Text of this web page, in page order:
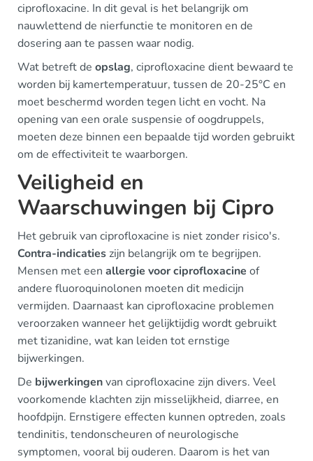
ciprofloxacine. In dit geval is het belangrijk om
nauwlettend de nierfunctie te monitoren en de
dosering aan te passen waar nodig.
Wat betreft de opslag, ciprofloxacine dient bewaard te
worden bij kamertemperatuur, tussen de 20-25°C en
moet beschermd worden tegen licht en vocht. Na
opening van een orale suspensie of oogdruppels,
moeten deze binnen een bepaalde tijd worden gebruikt
om de effectiviteit te waarborgen.
Veiligheid en
Waarschuwingen bij Cipro
Het gebruik van ciprofloxacine is niet zonder risico's.
Contra-indicaties zijn belangrijk om te begrijpen.
Mensen met een allergie voor ciprofloxacine of
andere fluoroquinolonen moeten dit medicijn
vermijden. Daarnaast kan ciprofloxacine problemen
veroorzaken wanneer het gelijktijdig wordt gebruikt
met tizanidine, wat kan leiden tot ernstige
bijwerkingen.
De bijwerkingenvan ciprofloxacine zijn divers. Veel
voorkomende klachten zijn misselijkheid, diarree, en
hoofdpijn. Ernstigere effecten kunnen optreden, zoals
tendinitis, tendonscheuren of neurologische
symptomen, vooral bij ouderen. Daarom is het van